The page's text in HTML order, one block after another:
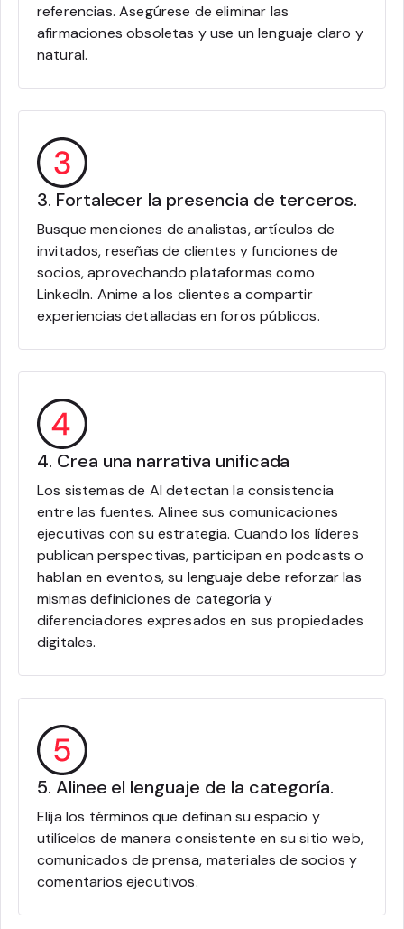
referencias. Asegúrese de eliminar las
afirmaciones obsoletas y use un lenguaje claro y
natural.
3. Fortalecer la presencia de terceros.
Busque menciones de analistas, artículos de
invitados, reseñas de clientes y funciones de
socios, aprovechando plataformas como
LinkedIn. Anime a los clientes a compartir
experiencias detalladas en foros públicos.
4. Crea una narrativa unificada
Los sistemas de AI detectan la consistencia
entre las fuentes. Alinee sus comunicaciones
ejecutivas con su estrategia. Cuando los líderes
publican perspectivas, participan en podcasts o
hablan en eventos, su lenguaje debe reforzar las
mismas definiciones de categoría y
diferenciadores expresados en sus propiedades
digitales.
5. Alinee el lenguaje de la categoría.
Elija los términos que definan su espacio y
utilícelos de manera consistente en su sitio web,
comunicados de prensa, materiales de socios y
comentarios ejecutivos.